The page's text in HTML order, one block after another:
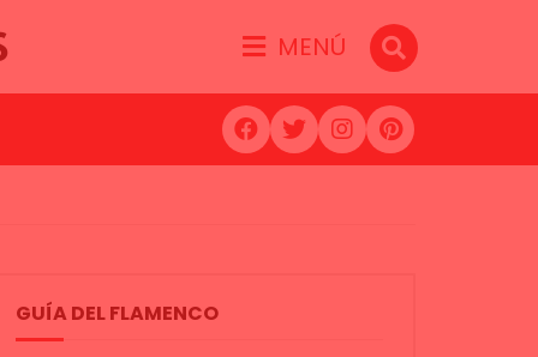
MENÚ
GUÍA DEL FLAMENCO